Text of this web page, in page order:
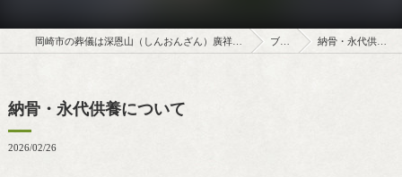
岡崎市の葬儀は深恩山（しんおんざん）廣祥院（こうしょういん） ブログ 納骨・永代供養について
納骨・永代供養について
2026/02/26